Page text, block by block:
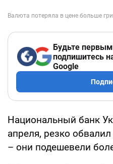
Будьте
подпишитесь
Google
Национальный банк
апреля, резко
– они подешевели